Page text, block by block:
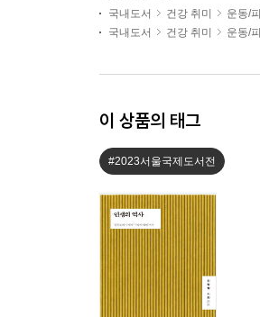
국내도서 건강 취미 운동/
국내도서
건강 취미 운동/
이 상품의 태그
#2023서울국제도서전